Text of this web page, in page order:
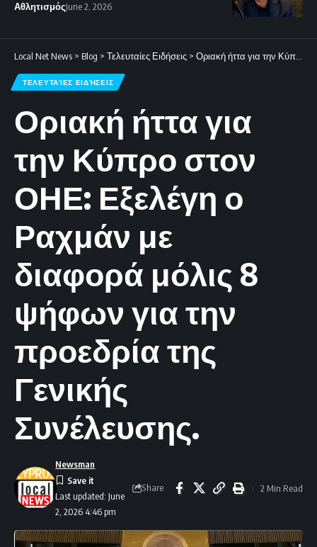
ΑθλητισμόςJune 2, 2026
Local Net News > Blog > Τελευταίες Ειδήσεις > Οριακή ήττα για την Κύπρο στον ΟΗΕ: Εξελέγη ο Ραχμάν με διαφορά μόλις 8 ψήφων για την προεδρία της Γενικής Συνέλευσης.
ΤΕΛΕΥΤΑΊΕΣ ΕΙΔΉΣΕΙΣ
Οριακή ήττα για
την Κύπρο στον
ΟΗΕ: Εξελέγη ο
Ραχμάν με
διαφορά μόλις 8
ψήφων για την
προεδρία της
Γενικής
Συνέλευσης.
Last updated: June
2, 2026 4:46 pm
Newsman
Share 2 Min Read